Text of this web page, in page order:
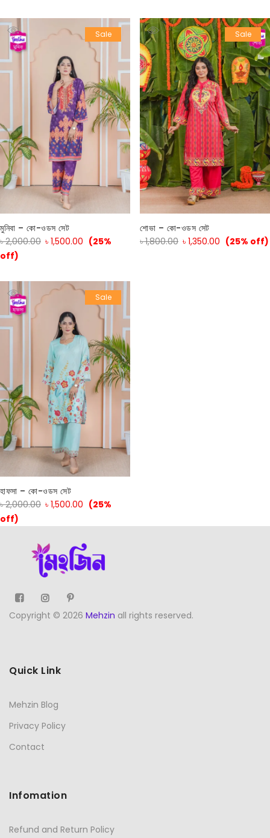
Sale
মুনিবা – কো-ওডস সেট
৳2,000.00 ৳ 1,500.00 (25%
off)
Sale
শোভা – কো-ওডস সেট
৳1,800.00 ৳ 1,350.00 (25% off)
Sale
হাফসা – কো-ওডস সেট
৳2,000.00 ৳ 1,500.00 (25%
off)
Copyright © 2026 Mehzin all rights reserved.
Quick Link
Mehzin Blog
Privacy Policy
Contact
Infomation
Refund and Return Policy